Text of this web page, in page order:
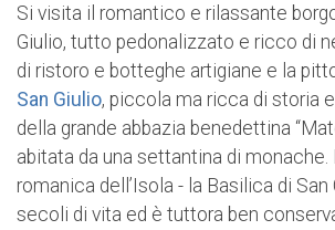
Si visita il romantico e rilassante
Giulio, tutto pedonalizzato e ricco di
di ristoro e botteghe artigiane e la
San Giulio, piccola ma ricca di storia
della grande abbazia benedettina
abitata da una settantina di monache.
romanica dell’Isola - la Basilica di San
secoli di vita ed è tuttora ben